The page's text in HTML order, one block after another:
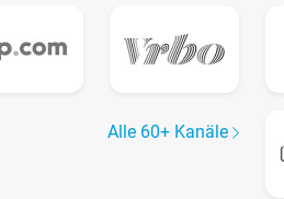
Alle 60+ Kanäle